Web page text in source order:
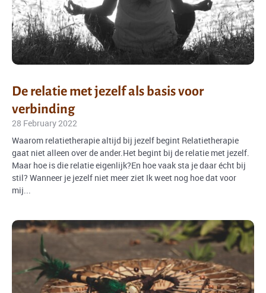
De relatie met jezelf als basis voor
verbinding
28 February 2022
Waarom relatietherapie altijd bij jezelf begint Relatietherapie
gaat niet alleen over de ander.Het begint bij de relatie met jezelf.
Maar hoe is die relatie eigenlijk?En hoe vaak sta je daar écht bij
stil? Wanneer je jezelf niet meer ziet Ik weet nog hoe dat voor
mij...